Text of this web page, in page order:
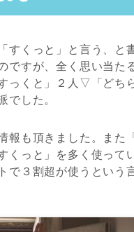
すくっと」と言う、と
ですが、全く思い当た
くと」２人▽「どち
した。
報も頂きました。また
くっと」を多く使って
で３割超が使うという